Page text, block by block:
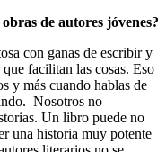
de autores jóvenes?
con ganas de escribir y
facilitan las cosas. Eso
y más cuando hablas de
Nosotros no
Un libro puede no
una historia muy potente